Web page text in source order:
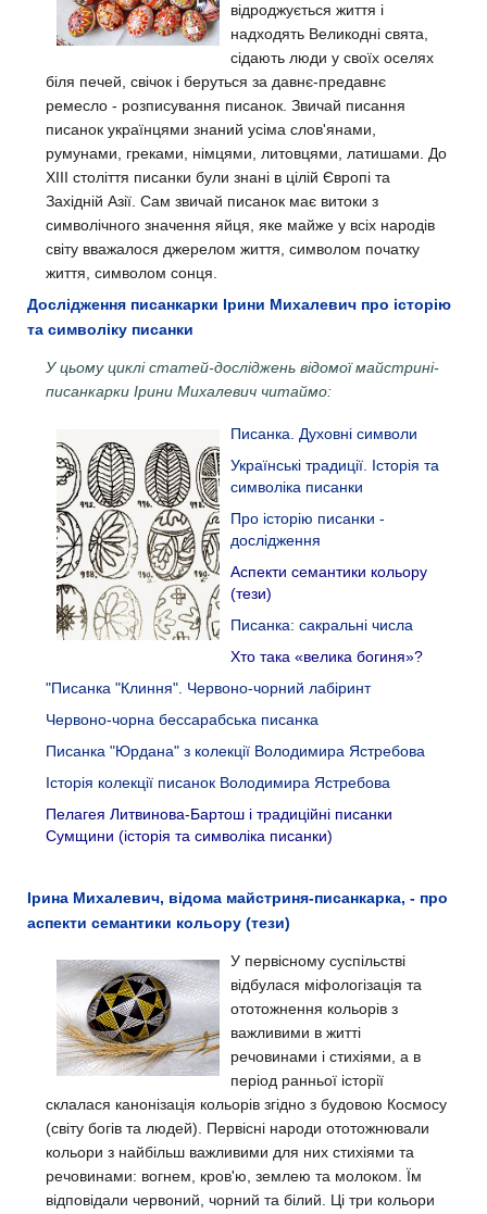
відроджується життя і
надходять Великодні свята,
сідають люди у своїх оселях
біля печей, свічок і беруться за давнє-предавнє
ремесло - розписування писанок. Звичай писання
писанок українцями знаний усіма слов'янами,
румунами, греками, німцями, литовцями, латишами. До
XIII століття писанки були знані в цілій Європі та
Західній Азії. Сам звичай писанок має витоки з
символічного значення яйця, яке майже у всіх народів
світу вважалося джерелом життя, символом початку
життя, символом сонця.
Дослідження писанкарки Ірини Михалевич про історію
та символіку писанки
У цьому циклі статей-досліджень відомої майстрині-
писанкарки Ірини Михалевич читаймо:
Писанка. Духовні символи
Українські традиції. Історія та
символіка писанки
Про історію писанки -
дослідження
Аспекти семантики кольору
(тези)
Писанка: сакральні числа
Хто така «велика богиня»?
"Писанка "Клиння". Червоно-чорний лабіринт
Червоно-чорна бессарабська писанка
Писанка "Юрдана" з колекції Володимира Ястребова
Історія колекції писанок Володимира Ястребова
Пелагея Литвинова-Бартош і традиційні писанки
Сумщини (історія та символіка писанки)
Ірина Михалевич, відома майстриня-писанкарка, - про
аспекти семантики кольору (тези)
У первісному суспільстві
відбулася міфологізація та
ототожнення кольорів з
важливими в житті
речовинами і стихіями, а в
період ранньої історії
склалася канонізація кольорів згідно з будовою Космосу
(світу богів та людей). Первісні народи ототожнювали
кольори з найбільш важливими для них стихіями та
речовинами: вогнем, кров'ю, землею та молоком. Їм
відповідали червоний, чорний та білий. Ці три кольори